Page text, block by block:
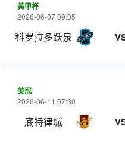
美甲杯
2026-06-07 09:05
科罗拉多跃泉
美冠
2026-06-11 07:30
底特律城